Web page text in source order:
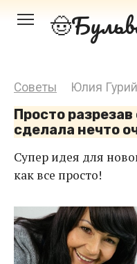
Перейти
Советы Юлия Гурий
Просто
сделала нечто
Супер идея для
как все просто!